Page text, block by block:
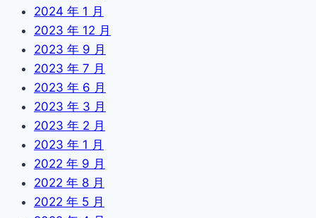
2024 年 1 月
2023 年 12 月
2023 年 9 月
2023 年 7 月
2023 年 6 月
2023 年 3 月
2023 年 2 月
2023 年 1 月
2022 年 9 月
2022 年 8 月
2022 年 5 月